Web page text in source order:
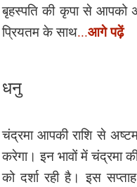
बृहस्पति की कृपा से आपको
प्रियतम के साथ...आगे पढ़ें
धनु
चंद्रमा आपकी राशि से
करेगा। इन भावों में चंद्रमा
को दर्शा रही है। इस